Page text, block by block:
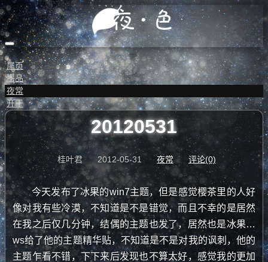
尾页
撮品
夜常
开于
20120531
桂叶君 2012-05-31 夜常 评论(0)
今天发布了冰果的win7主题，但是感觉樱茶里的人好
像对我有些冷漠，不知道是不是错觉，而且不幸的是居然
在我之后仅几分钟，结偶的主题也发了，居然也是冰果…
ws给了他的主题精华贴，不知道是不是对我的讽刺，他的
主题乍看不错，下下来后发现也不算太好，感觉我的更加